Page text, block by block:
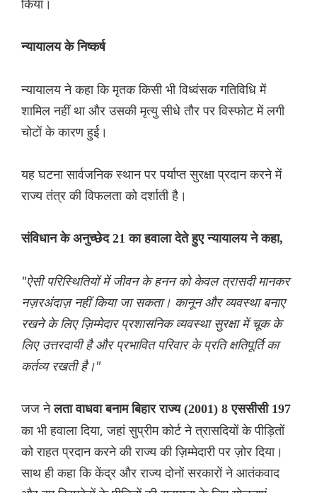
किया।
न्यायालय के निष्कर्ष
न्यायालय ने कहा कि मृतक किसी भी विध्वंसक गतिविधि में
शामिल नहीं था और उसकी मृत्यु सीधे तौर पर विस्फोट में लगी
चोटों के कारण हुई।
यह घटना सार्वजनिक स्थान पर पर्याप्त सुरक्षा प्रदान करने में
राज्य तंत्र की विफलता को दर्शाती है।
संविधान के अनुच्छेद 21 का हवाला देते हुए न्यायालय ने कहा,
"ऐसी परिस्थितियों में जीवन के हनन को केवल त्रासदी मानकर
नज़रअंदाज़ नहीं किया जा सकता। कानून और व्यवस्था बनाए
रखने के लिए ज़िम्मेदार प्रशासनिक व्यवस्था सुरक्षा में चूक के
लिए उत्तरदायी है और प्रभावित परिवार के प्रति क्षतिपूर्ति का
कर्तव्य रखती है।"
जज नेलता वाधवा बनाम बिहार राज्य (2001) 8 एससीसी 197
का भी हवाला दिया, जहां सुप्रीम कोर्ट ने त्रासदियों के पीड़ितों
को राहत प्रदान करने की राज्य की ज़िम्मेदारी पर ज़ोर दिया।
साथ ही कहा कि केंद्र और राज्य दोनों सरकारों ने आतंकवाद